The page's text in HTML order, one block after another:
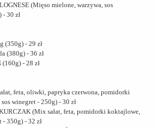
(Mięso mielone, warzywa, sos
30 zł
(350g) - 29 zł
(380g) - 36 zł
(160g) - 28 zł
feta, oliwki, papryka czerwona, pomidorki
winegret - 250g) - 30 zł
(Mix sałat, feta, pomidorki koktajlowe,
- 350g) - 32 zł